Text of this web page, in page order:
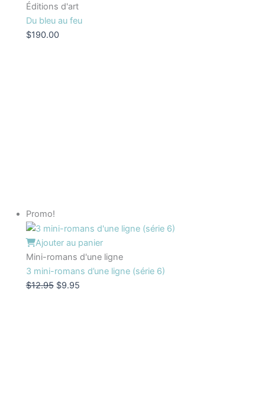
Éditions d'art
Du bleu au feu
$190.00
Promo!
Ajouter au panier
Mini-romans d'une ligne
3 mini-romans d’une ligne (série 6)
$12.95 $9.95